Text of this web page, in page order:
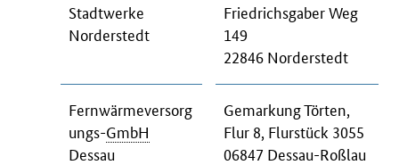
Stadtwerke
Norderstedt
Friedrichsgaber Weg
149
22846 Norderstedt
Fernwärmeversorg
ungs-GmbH
Dessau
Gemarkung Törten,
Flur 8, Flurstück 3055
06847 Dessau-Roßlau